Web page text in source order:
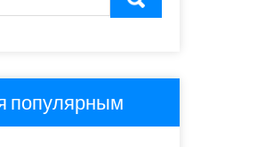
популярным